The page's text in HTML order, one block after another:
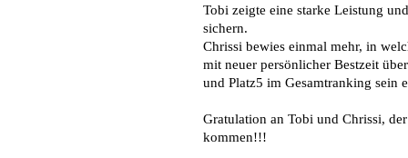
Tobi zeigte eine starke Leistung
sichern.
Chrissi bewies einmal mehr, in
mit neuer persönlicher Bestzeit
und Platz5 im Gesamtranking sein
Gratulation an Tobi und Chrissi,
kommen!!!